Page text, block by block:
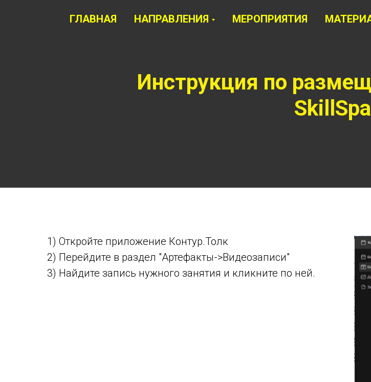
ГЛАВНАЯ НАПРАВЛЕНИЯ МЕРОПРИЯТИЯ
Инструкция по
1) Откройте приложение Контур.Толк
2) Перейдите в раздел "Артефакты->Видеозаписи"
3) Найдите запись нужного занятия и кликните по ней.